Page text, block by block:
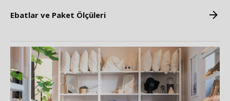
Ebatlar ve Paket Ölçüleri